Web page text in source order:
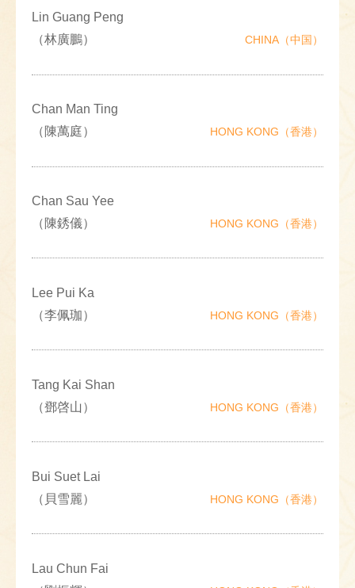
Lin Guang Peng
（林廣鵬）
CHINA（中国）
Chan Man Ting
（陳萬庭）
HONG KONG（香港）
Chan Sau Yee
（陳銹儀）
HONG KONG（香港）
Lee Pui Ka
（李佩珈）
HONG KONG（香港）
Tang Kai Shan
（鄧啓山）
HONG KONG（香港）
Bui Suet Lai
（貝雪麗）
HONG KONG（香港）
Lau Chun Fai